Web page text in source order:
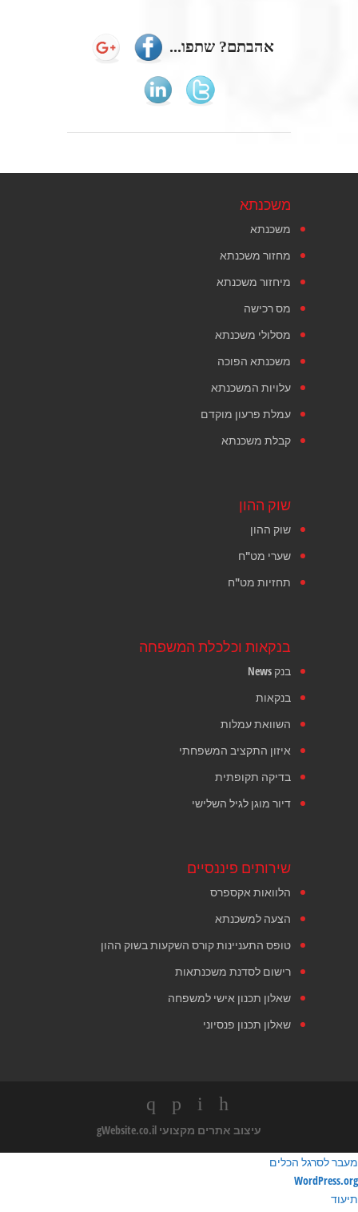
אהבתם? שתפו...
משכנתא
משכנתא
מחזור משכנתא
מיחזור משכנתא
מס רכישה
מסלולי משכנתא
משכנתא הפוכה
עלויות המשכנתא
עמלת פרעון מוקדם
קבלת משכנתא
שוק ההון
שוק ההון
שערי מט"ח
תחזיות מט"ח
בנקאות וכלכלת המשפחה
בנק News
בנקאות
השוואת עמלות
איזון התקציב המשפחתי
בדיקה תקופתית
דיור מוגן לגיל השלישי
שירותים פיננסיים
הלוואות אקספרס
הצעה למשכנתא
טופס התעניינות קורס השקעות בשוק ההון
רישום לסדנת משכנתאות
שאלון תכנון אישי למשפחה
שאלון תכנון פנסיוני
עיצוב אתרים מקצועי
מעבר לסרגל הכלים
אודות
וורדפרס
WordPress.org
תיעוד